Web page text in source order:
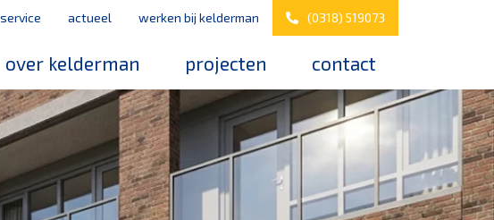
actueel werken bij kelderman (0318) 519073
over kelderman
medewerkers
werken bij kelderman
mvo
leerbedrijf
projecten contact
werken bij kelderman
nazorg & service
downloads